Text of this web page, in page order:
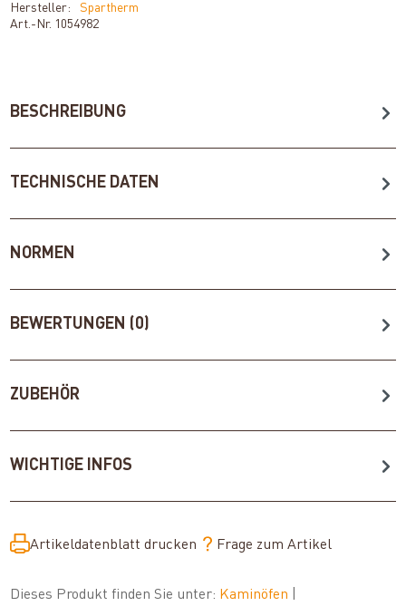
Hersteller:
Spartherm
Art.-Nr. 1054982
BESCHREIBUNG
TECHNISCHE DATEN
NORMEN
BEWERTUNGEN (0)
ZUBEHÖR
WICHTIGE INFOS
Artikeldatenblatt drucken Frage zum Artikel
Dieses Produkt finden Sie unter: Kaminöfen